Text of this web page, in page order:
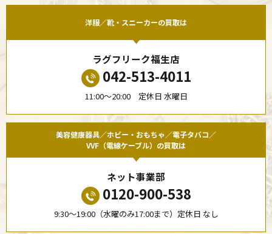
洋服／靴・スニーカーの買取は
ラグフリーク福生店
042-513-4011
11:00〜20:00 定休日 水曜日
美容健康器具／ホビー・おもちゃ／電子タバコ／
VVF（電線ケーブル）の買取は
ネット事業部
0120-900-538
9:30〜19:00（水曜のみ17:00まで）定休日 なし